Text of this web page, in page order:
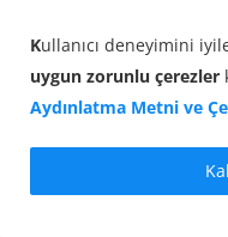
Kullanıcı deneyimini
uygun zorunlu çerezler
Aydınlatma Metni ve